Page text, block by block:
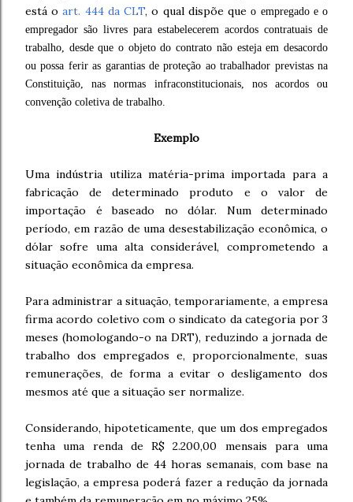
está oart. 444 da CLT, o qual dispõe queo empregado e o
empregador são livres para estabelecerem acordos contratuais de
trabalho, desde que o objeto do contrato não esteja em desacordo
ou possa ferir as garantias de proteção ao trabalhador previstas na
Constituição, nas normas infraconstitucionais, nos acordos ou
convenção coletiva de trabalho.
Exemplo
Uma indústria utiliza matéria-prima importada para a
fabricação de determinado produto e o valor de
importação é baseado no dólar. Num determinado
período, em razão de uma desestabilização econômica, o
dólar sofre uma alta considerável, comprometendo a
situação econômica da empresa.
Para administrar a situação, temporariamente, a empresa
firma acordo coletivo com o sindicato da categoria por 3
meses (homologando-o na DRT), reduzindo a jornada de
trabalho dos empregados e, proporcionalmente, suas
remunerações, de forma a evitar o desligamento dos
mesmos até que a situação ser normalize.
Considerando, hipoteticamente, que um dos empregados
tenha uma renda de R$ 2.200,00 mensais para uma
jornada de trabalho de 44 horas semanais, com base na
legislação, a empresa poderá fazer a redução da jornada